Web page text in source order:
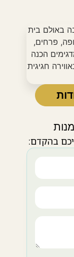
בהקדם: